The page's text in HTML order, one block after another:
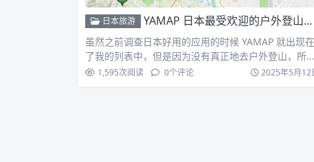
日本旅游 YAMAP 日本最受欢迎的户外登山应用
虽然之前调查日本好用的应用的时候 YAMAP 就出现在
了我的列表中，但是因为没有真正地去户外登山，所以
一直没有…
1,595次阅读 0个评论 2025年5月12